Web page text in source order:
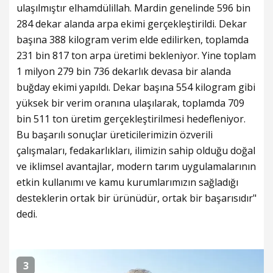
ulaşılmıştır elhamdülillah. Mardin genelinde 596 bin
284 dekar alanda arpa ekimi gerçekleştirildi. Dekar
başına 388 kilogram verim elde edilirken, toplamda
231 bin 817 ton arpa üretimi bekleniyor. Yine toplam
1 milyon 279 bin 736 dekarlık devasa bir alanda
buğday ekimi yapıldı. Dekar başına 554 kilogram gibi
yüksek bir verim oranına ulaşılarak, toplamda 709
bin 511 ton üretim gerçekleştirilmesi hedefleniyor.
Bu başarılı sonuçlar üreticilerimizin özverili
çalışmaları, fedakarlıkları, ilimizin sahip olduğu doğal
ve iklimsel avantajlar, modern tarım uygulamalarının
etkin kullanımı ve kamu kurumlarımızın sağladığı
desteklerin ortak bir ürünüdür, ortak bir başarısıdır"
dedi.
3